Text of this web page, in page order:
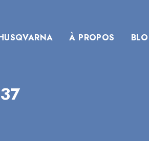
À PROPOS